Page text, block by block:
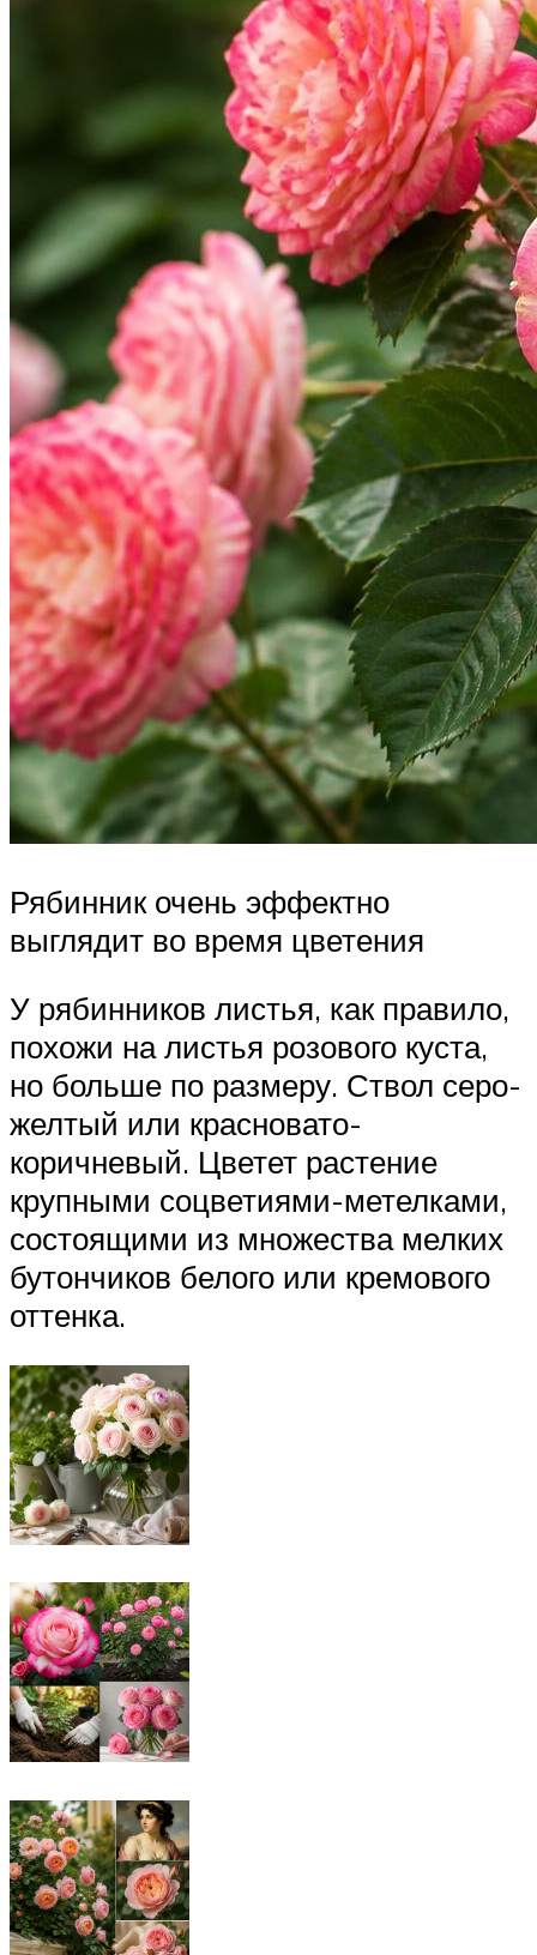
Рябинник очень эффектно
выглядит во время цветения
У рябинников листья, как правило,
похожи на листья розового куста,
но больше по размеру. Ствол серо-
желтый или красновато-
коричневый. Цветет растение
крупными соцветиями-метелками,
состоящими из множества мелких
бутончиков белого или кремового
оттенка.